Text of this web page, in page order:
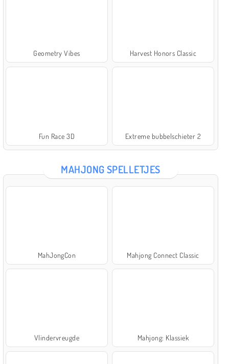
Geometry Vibes Harvest Honors Classic
Fun Race 3D Extreme bubbelschieter 2
MAHJONG SPELLETJES
MahJongCon Mahjong Connect Classic
Vlindervreugde Mahjong: Klassiek